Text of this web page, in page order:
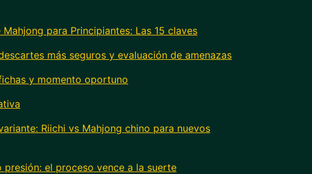
para Principiantes: Las 15 claves
más seguros y evaluación de amenazas
y momento oportuno
Riichi vs Mahjong chino para nuevos
presión: el proceso vence a la suerte